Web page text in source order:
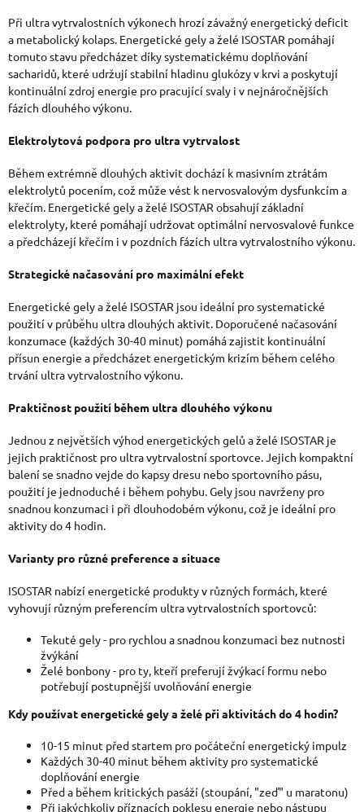
Ý
P
I
S
Při ultra vytrvalostních výkonech hrozí závažný energetický deficit
a metabolický kolaps. Energetické gely a želé ISOSTAR pomáhají
tomuto stavu předcházet díky systematickému doplňování
sacharidů, které udržují stabilní hladinu glukózy v krvi a poskytují
kontinuální zdroj energie pro pracující svaly i v nejnáročnějších
fázích dlouhého výkonu.
Elektrolytová podpora pro ultra vytrvalost
Během extrémně dlouhých aktivit dochází k masivním ztrátám
elektrolytů pocením, což může vést k nervosvalovým dysfunkcím a
křečím. Energetické gely a želé ISOSTAR obsahují základní
elektrolyty, které pomáhají udržovat optimální nervosvalové funkce
a předcházejí křečím i v pozdních fázích ultra vytrvalostního výkonu.
Strategické načasování pro maximální efekt
Energetické gely a želé ISOSTAR jsou ideální pro systematické
použití v průběhu ultra dlouhých aktivit. Doporučené načasování
konzumace (každých 30-40 minut) pomáhá zajistit kontinuální
přísun energie a předcházet energetickým krizím během celého
trvání ultra vytrvalostního výkonu.
Praktičnost použití během ultra dlouhého výkonu
Jednou z největších výhod energetických gelů a želé ISOSTAR je
jejich praktičnost pro ultra vytrvalostní sportovce. Jejich kompaktní
balení se snadno vejde do kapsy dresu nebo sportovního pásu,
použití je jednoduché i během pohybu. Gely jsou navrženy pro
snadnou konzumaci i při dlouhodobém výkonu, což je ideální pro
aktivity do 4 hodin.
Varianty pro různé preference a situace
ISOSTAR nabízí energetické produkty v různých formách, které
vyhovují různým preferencím ultra vytrvalostních sportovců:
Tekuté gely - pro rychlou a snadnou konzumaci bez nutnosti
žvýkání
Želé bonbony - pro ty, kteří preferují žvýkací formu nebo
potřebují postupnější uvolňování energie
Kdy používat energetické gely a želé při aktivitách do 4 hodin?
10-15 minut před startem pro počáteční energetický impulz
Každých 30-40 minut během aktivity pro systematické
doplňování energie
Před a během kritických pasáží (stoupání, "zeď" u maratonu)
Při jakýchkoliv příznacích poklesu energie nebo nástupu